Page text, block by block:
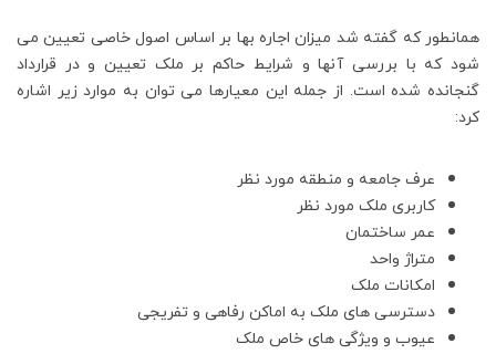
همانطور که گفته شد میزان اجاره بها بر اساس اصول خاصی تعیین می
شود که با بررسی آنها و شرایط حاکم بر ملک تعیین و در قرارداد
گنجانده شده است. از جمله این معیارها می توان به موارد زیر اشاره
کرد:
عرف جامعه و منطقه مورد نظر
کاربری ملک مورد نظر
عمر ساختمان
متراژ واحد
امکانات ملک
دسترسی های ملک به اماکن رفاهی و تفریجی
عیوب و ویژگی های خاص ملک